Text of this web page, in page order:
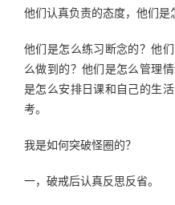
他们认真负责的态度，他们是
他们是怎么练习断念的？他
么做到的？他们是怎么管理
是怎么安排日课和自己的生
考。
我是如何突破怪圈的？
一，破戒后认真反思反省。